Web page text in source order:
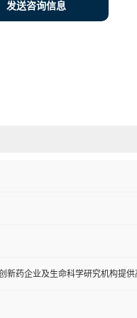
发送咨询信息
新药企业及生命科学研究机构提